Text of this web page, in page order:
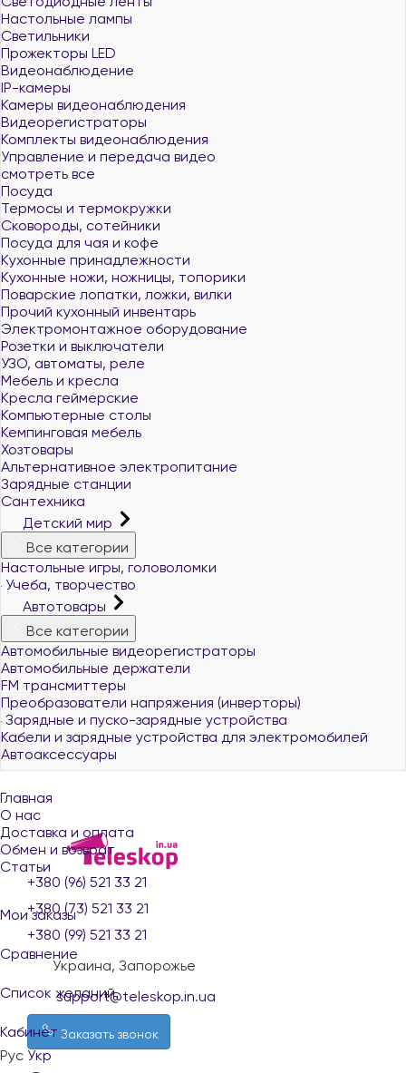
Настольные лампы
Светильники
Прожекторы LED
Видеонаблюдение
IP-камеры
Камеры видеонаблюдения
Видеорегистраторы
Комплекты видеонаблюдения
Управление и передача видео
смотреть все
Посуда
Термосы и термокружки
Сковороды, сотейники
Посуда для чая и кофе
Кухонные принадлежности
Кухонные ножи, ножницы, топорики
Поварские лопатки, ложки, вилки
Прочий кухонный инвентарь
Электромонтажное оборудование
Розетки и выключатели
УЗО, автоматы, реле
Мебель и кресла
Кресла геймерские
Компьютерные столы
Кемпинговая мебель
Хозтовары
Альтернативное электропитание
Зарядные станции
Сантехника
Детский мир
Все категории
Настольные игры, головоломки
Учеба, творчество
Автотовары
Все категории
Автомобильные видеорегистраторы
Автомобильные держатели
FM трансмиттеры
Преобразователи напряжения (инверторы)
Зарядные и пуско-зарядные устройства
Кабели и зарядные устройства для электромобилей
Автоаксессуары
Главная
О нас
Доставка и оплата
Обмен и возврат
Статьи
Мои заказы
Сравнение
Список желаний
Кабинет
Рус Укр
+380 (96) 521 33 21
+380 (73) 521 33 21
+380 (99) 521 33 21
Украина, Запорожье
support@teleskop.in.ua
Заказать звонок